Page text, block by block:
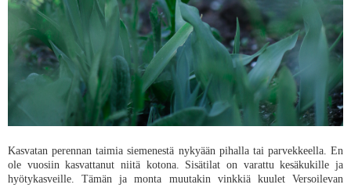
Kasvatan perennan taimia siemenestä nykyään pihalla tai parvekkeella. En
ole vuosiin kasvattanut niitä kotona. Sisätilat on varattu kesäkukille ja
hyötykasveille. Tämän ja monta muutakin vinkkiä kuulet Versoilevan